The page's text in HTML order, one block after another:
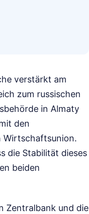
verstärkt am
zum russischen
in Almaty
den
Wirtschaftsunion.
die Stabilität dieses
beiden
Zentralbank und die